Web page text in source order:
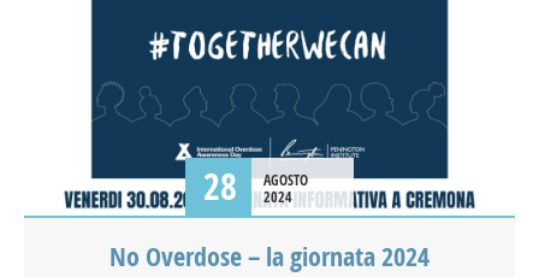
28
AGOSTO
2024
No Overdose – la giornata 2024